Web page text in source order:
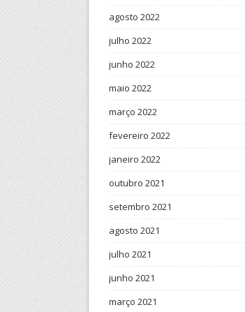
agosto 2022
julho 2022
junho 2022
maio 2022
março 2022
fevereiro 2022
janeiro 2022
outubro 2021
setembro 2021
agosto 2021
julho 2021
junho 2021
março 2021